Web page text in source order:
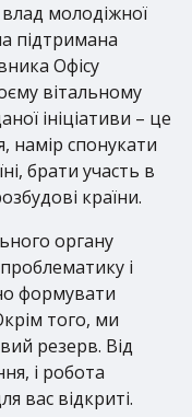
влад молодіжної
підтримана
Офісу
вітальному
ініціативи – це
намір спонукати
брати участь в
країни.
органу
і
формувати
того, ми
резерв. Від
і робота
вас відкриті.